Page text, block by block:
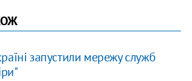
запустили мережу служб